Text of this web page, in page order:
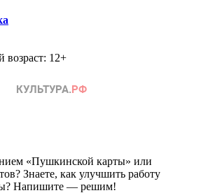
возраст: 12+
«Пушкинской карты» или
Знаете, как улучшить работу
Напишите — решим!